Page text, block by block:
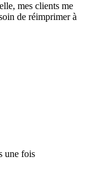
mes clients me
de réimprimer à
une fois